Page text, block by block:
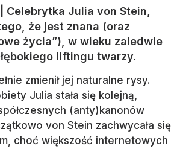
| Celebrytka Julia von Stein,
że jest znana (oraz
życia”), w wieku zaledwie
liftingu twarzy.
zmienił jej naturalne rysy.
Julia stała się kolejną,
(anty)kanonów
von Stein zachwycała się
choć większość internetowych